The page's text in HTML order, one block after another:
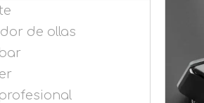
de ollas